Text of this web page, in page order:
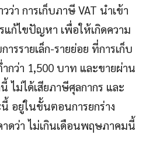
วว่า การเก็บภาษี VAT นำเข้า
ก้ไขปัญหา เพื่อให้เกิดความ
รรายเล็ก-รายย่อย ที่การเก็บ
กว่า 1,500 บาท และขายผ่าน
ม่ได้เสียภาษีศุลกากร และ
อยู่ในขั้นตอนการยกร่าง
ดว่า ไม่เกินเดือนพฤษภาคมนี้